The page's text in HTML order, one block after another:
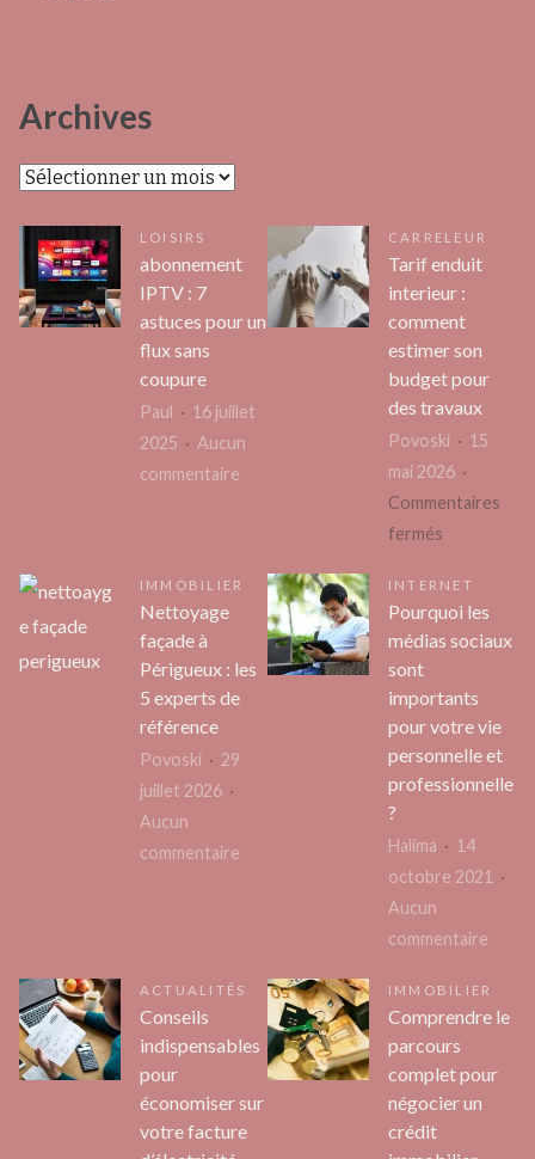
Archives
Archives
LOISIRS
abonnement
IPTV : 7
astuces pour un
flux sans
coupure
Paul
16 juillet
2025
Aucun
commentaire
7
astuces
pour
CARRELEUR
Tarif enduit
interieur :
comment
estimer son
budget pour
des travaux
Povoski
15
mai 2026
Commentaires
fermés
enduit
interieur
comment
estimer
son
budget
des
travaux
IMMOBILIER
Nettoyage
façade à
Périgueux : les
5 experts de
référence
Povoski
29
juillet 2026
Aucun
commentaire
Périgueux
les
experts
de
INTERNET
Pourquoi les
médias sociaux
sont
importants
pour votre vie
personnelle et
professionnelle
?
Halima
14
octobre 2021
Aucun
commentaire
les
ACTUALITÉS
Conseils
indispensables
pour
économiser sur
votre facture
IMMOBILIER
Comprendre le
parcours
complet pour
négocier un
crédit